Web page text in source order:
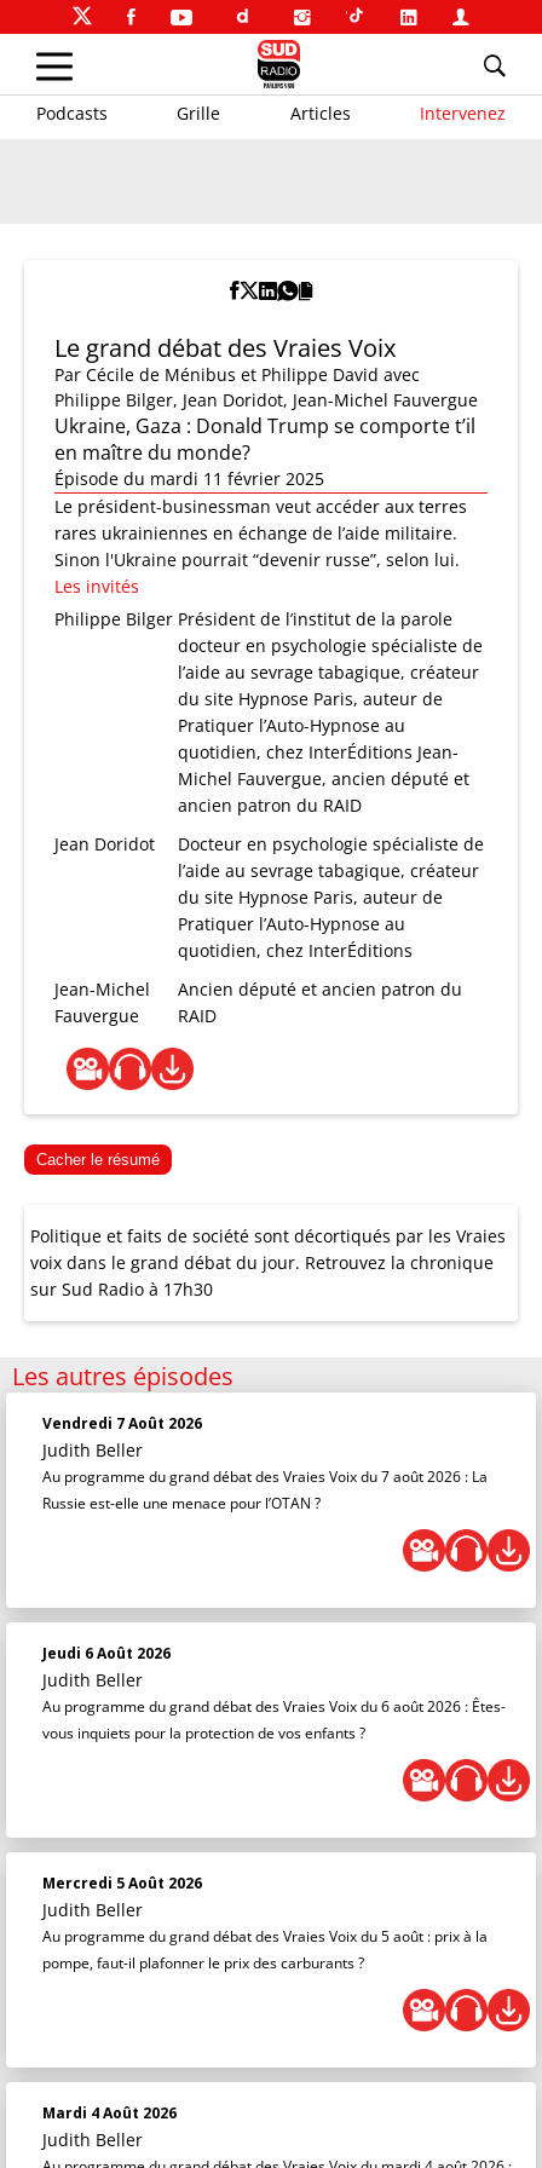
Podcasts Grille Articles Intervenez
Le grand débat des Vraies Voix
Par Cécile de Ménibus et Philippe David avec
Philippe Bilger, Jean Doridot, Jean-Michel Fauvergue
Ukraine, Gaza : Donald Trump se comporte t’il
en maître du monde?
Épisode du mardi 11 février 2025
Le président-businessman veut accéder aux terres
rares ukrainiennes en échange de l’aide militaire.
Sinon l'Ukraine pourrait “devenir russe”, selon lui.
Les invités
Philippe Bilger Président de l’institut de la parole
docteur en psychologie spécialiste de
l’aide au sevrage tabagique, créateur
du site Hypnose Paris, auteur de
Pratiquer l’Auto-Hypnose au
quotidien, chez InterÉditions Jean-
Michel Fauvergue, ancien député et
ancien patron du RAID
Jean Doridot
Docteur en psychologie spécialiste de
l’aide au sevrage tabagique, créateur
du site Hypnose Paris, auteur de
Pratiquer l’Auto-Hypnose au
quotidien, chez InterÉditions
Jean-Michel
Fauvergue
Ancien député et ancien patron du
RAID
Cacher le résumé
Politique et faits de société sont décortiqués par les Vraies
voix dans le grand débat du jour. Retrouvez la chronique
sur Sud Radio à 17h30
Les autres épisodes
Vendredi 7 Août 2026
Judith Beller
Au programme du grand débat des Vraies Voix du 7 août 2026 : La
Russie est-elle une menace pour l’OTAN ?
Jeudi 6 Août 2026
Judith Beller
Au programme du grand débat des Vraies Voix du 6 août 2026 : Êtes-
vous inquiets pour la protection de vos enfants ?
Mercredi 5 Août 2026
Judith Beller
Au programme du grand débat des Vraies Voix du 5 août : prix à la
pompe, faut-il plafonner le prix des carburants ?
Mardi 4 Août 2026
Judith Beller